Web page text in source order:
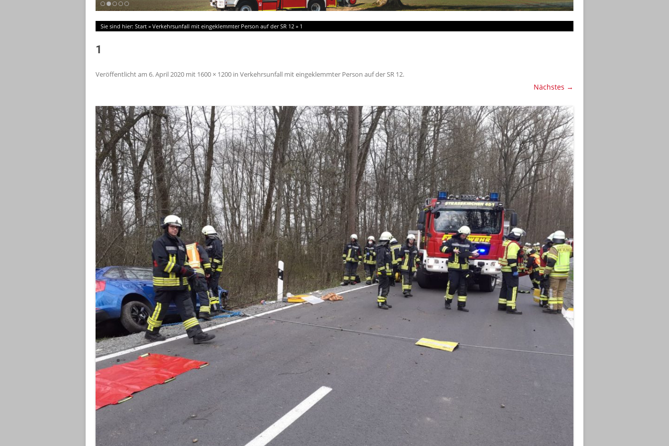
Sie sind hier: Start » Verkehrsunfall mit eingeklemmter Person auf der SR 12 » 1
1
Veröffentlicht am 6. April 2020 mit 1600 × 1200 in Verkehrsunfall mit eingeklemmter Person auf der SR 12.
Nächstes →